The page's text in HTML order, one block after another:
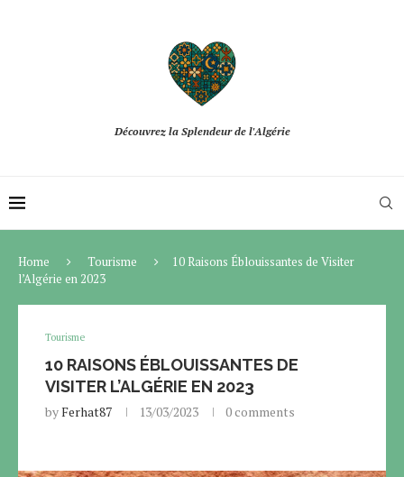
Découvrez la Splendeur de l'Algérie
Home Tourisme
10 Raisons Éblouissantes de Visiter
l’Algérie en 2023
Tourisme
10 RAISONS ÉBLOUISSANTES DE
VISITER L’ALGÉRIE EN 2023
byFerhat87 13/03/2023 0 comments